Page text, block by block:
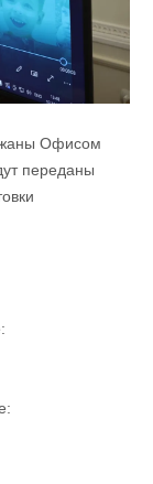
Офисом
переданы